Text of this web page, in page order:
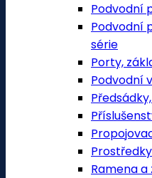
Podvodní
Podvodní
série
Porty,
Podvodní
Ramena